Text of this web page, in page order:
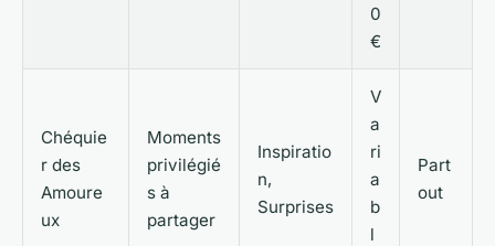
0
€
Chéquie
r des
Amoure
ux
Moments
privilégié
s à
partager
Inspiratio
n,
Surprises
V
a
ri
a
b
l
Part
out